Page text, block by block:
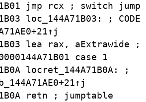
jmp rcx ; switch jump
loc_ 144A71B03: ;
CODE
lea rax,
aExtrawide ;
case 1
locret_ 144A71B0A: ;
144A71AE0+21↑j
retn ;
jumptable